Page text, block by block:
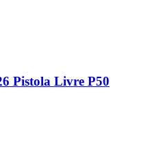
Pistola Livre P50